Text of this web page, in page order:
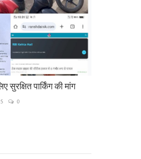
सुरक्षित पार्किंग की मांग
0